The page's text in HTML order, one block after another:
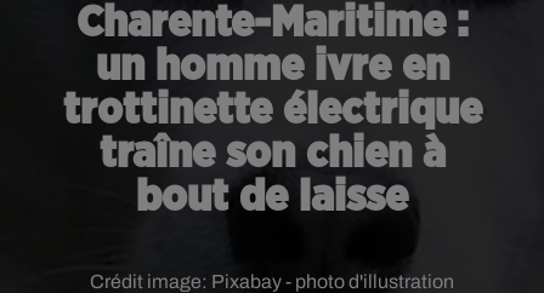
Charente-Maritime :
un homme ivre en
trottinette électrique
traîne son chien à
bout de laisse
Crédit image: Pixabay - photo d'illustration